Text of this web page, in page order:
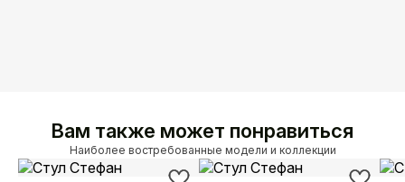
Вам также может понравиться
Наиболее востребованные модели и коллекции